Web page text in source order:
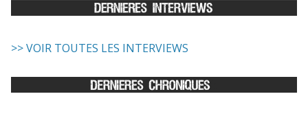
>> VOIR TOUTES LES INTERVIEWS